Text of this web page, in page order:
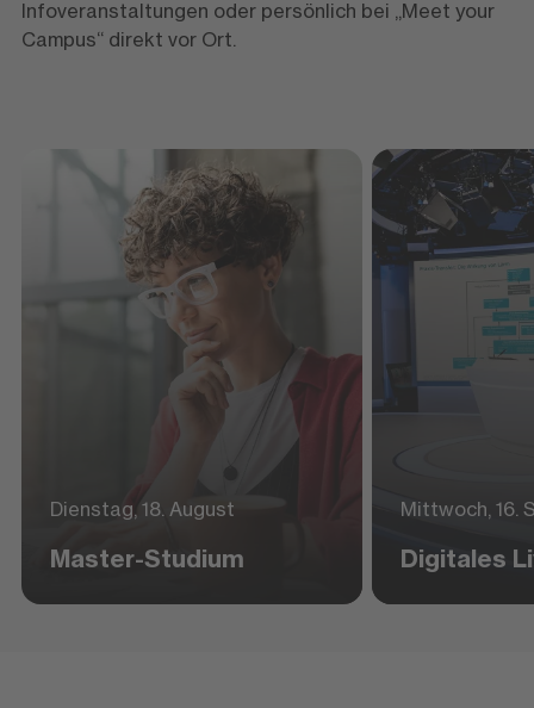
Infoveranstaltungen oder persönlich bei „Meet your
Campus“ direkt vor Ort.
Dienstag, 18. August
Master-Studium
Mittwoch, 16.
Digitales